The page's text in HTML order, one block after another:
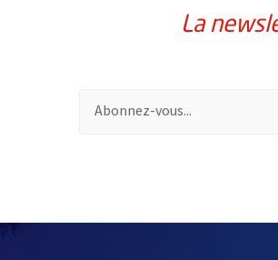
La
Pour vous inscrire à la lettre